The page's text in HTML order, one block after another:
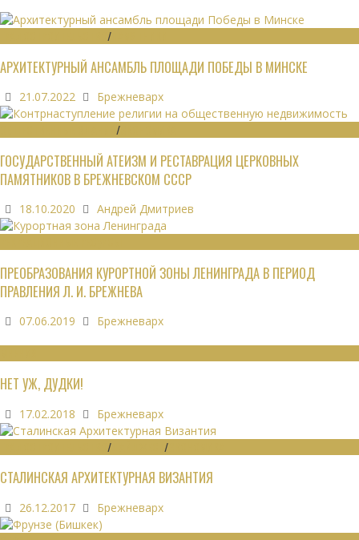
/
АРХИТЕКТУРНЫЙ АНСАМБЛЬ ПЛОЩАДИ ПОБЕДЫ В МИНСКЕ
21.07.2022 Брежневарх
/
ГОСУДАРСТВЕННЫЙ АТЕИЗМ И РЕСТАВРАЦИЯ ЦЕРКОВНЫХ
ПАМЯТНИКОВ В БРЕЖНЕВСКОМ СССР
18.10.2020 Андрей Дмитриев
ПРЕОБРАЗОВАНИЯ КУРОРТНОЙ ЗОНЫ ЛЕНИНГРАДА В ПЕРИОД
ПРАВЛЕНИЯ Л. И. БРЕЖНЕВА
07.06.2019 Брежневарх
НЕТ УЖ, ДУДКИ!
17.02.2018 Брежневарх
/ /
СТАЛИНСКАЯ АРХИТЕКТУРНАЯ ВИЗАНТИЯ
26.12.2017 Брежневарх